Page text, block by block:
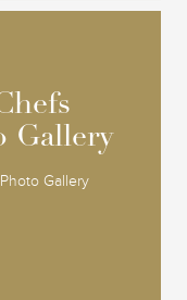
Gallery
Gallery
Gallery